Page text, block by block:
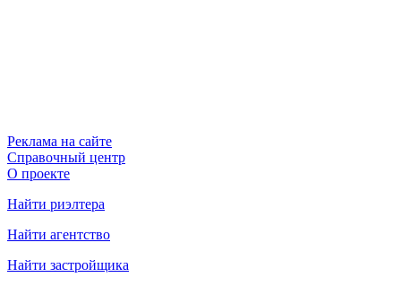
Реклама на сайте
Справочный центр
О проекте
Найти риэлтера
Найти агентство
Найти застройщика